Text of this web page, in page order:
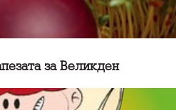
за Великден